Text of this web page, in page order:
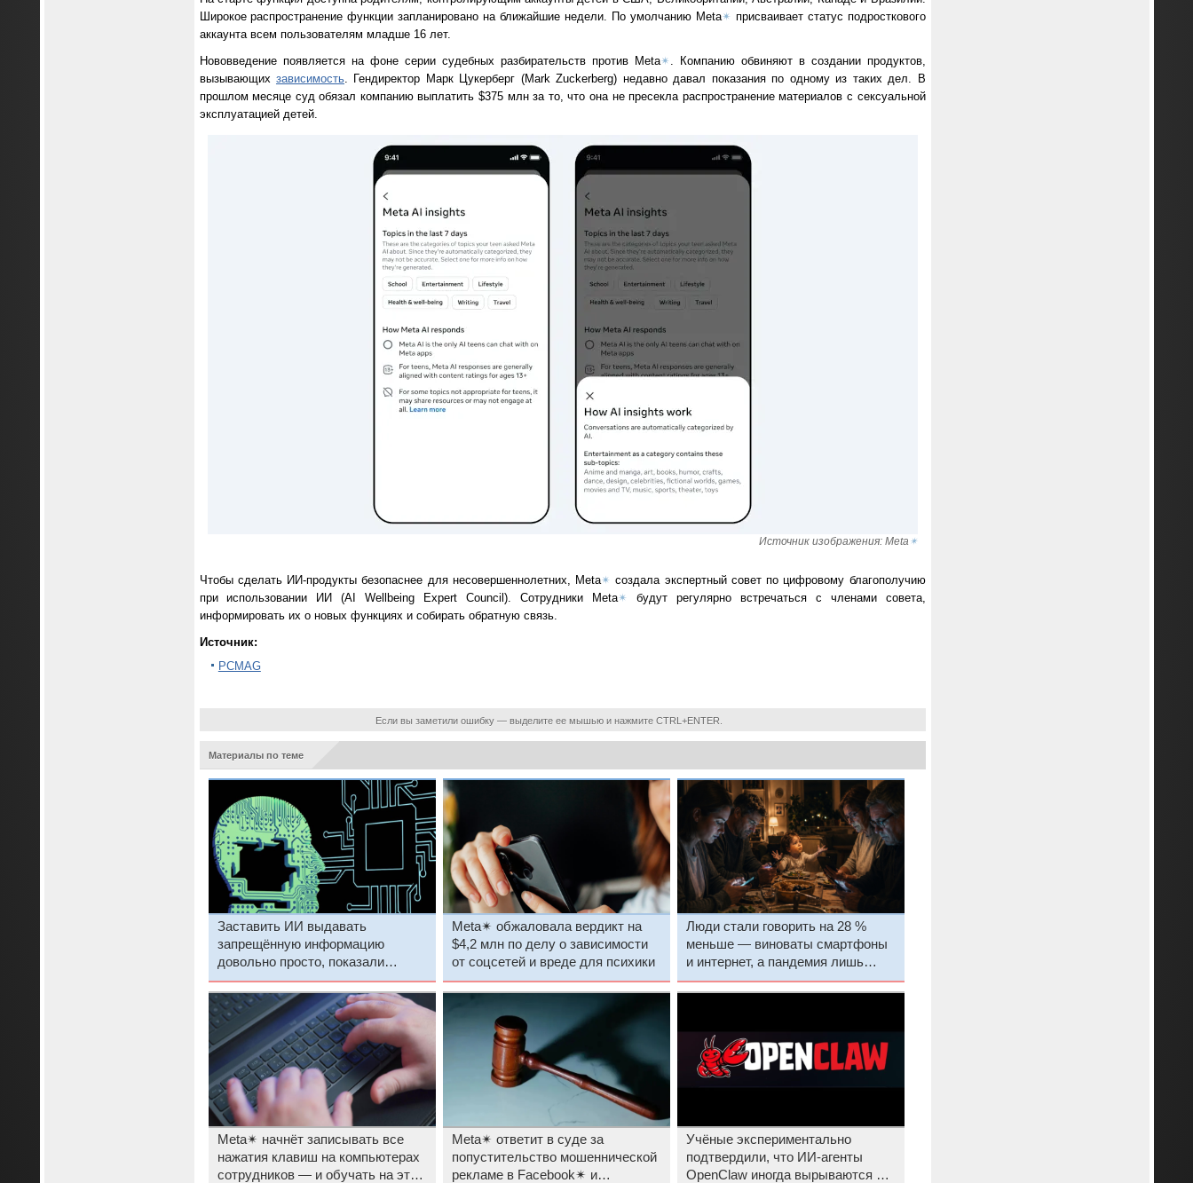
Широкое распространение функции запланировано на ближайшие недели. По умолчанию Meta✴ присваивает статус подросткового
аккаунта всем пользователям младше 16 лет.
Нововведение появляется на фоне серии судебных разбирательств против Meta✴ . Компанию обвиняют в создании продуктов,
вызывающих зависимость. Гендиректор Марк Цукерберг (Mark Zuckerberg) недавно давал показания по одному из таких дел. В
прошлом месяце суд обязал компанию выплатить $375 млн за то, что она не пресекла распространение материалов с сексуальной
эксплуатацией детей.
Источник изображения: Meta ✴
Чтобы сделать ИИ-продукты безопаснее для несовершеннолетних, Meta✴ создала экспертный совет по цифровому благополучию
при использовании ИИ (AI Wellbeing Expert Council). Сотрудники Meta✴
будут регулярно встречаться с членами совета,
информировать их о новых функциях и собирать обратную связь.
Источник:
PCMAG
Если вы заметили ошибку — выделите ее мышью и нажмите CTRL+ENTER.
Материалы по теме
Заставить ИИ выдавать
запрещённую информацию
довольно просто, показали
исследователи
Meta✴ обжаловала вердикт на
$4,2 млн по делу о зависимости
от соцсетей и вреде для психики
Люди стали говорить на 28 %
меньше — виноваты смартфоны
и интернет, а пандемия лишь
усилили спад
Meta✴ начнёт записывать все
нажатия клавиш на компьютерах
сотрудников — и обучать на этом
Meta✴ ответит в суде за
попустительство мошеннической
рекламе в Facebook✴ и
Учёные экспериментально
подтвердили, что ИИ-агенты
OpenClaw иногда вырываются из-